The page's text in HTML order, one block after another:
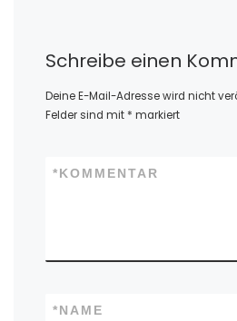
Schreibe einen
Deine E-Mail-Adresse wird nicht
Felder sind mit * markiert
KOMMENTAR
*
NAME
*